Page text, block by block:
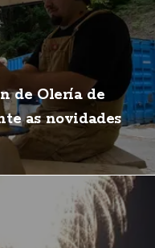
de Olería de
as novidades